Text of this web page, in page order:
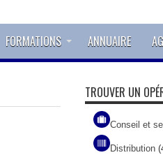
FORMATIONS ANNUAIRE
TROUVER UN
Conseil et
Distribution